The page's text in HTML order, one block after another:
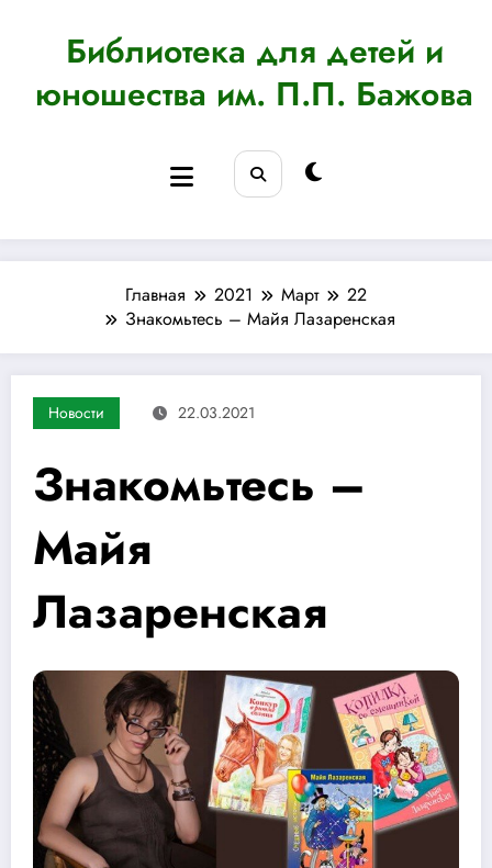
содержимомуБиблиотека для детей и
юношества им. П.П. Бажова
Главная 2021 Март
22
Знакомьтесь – Майя Лазаренская
Новости 22.03.2021
Знакомьтесь –
Майя
Лазаренская